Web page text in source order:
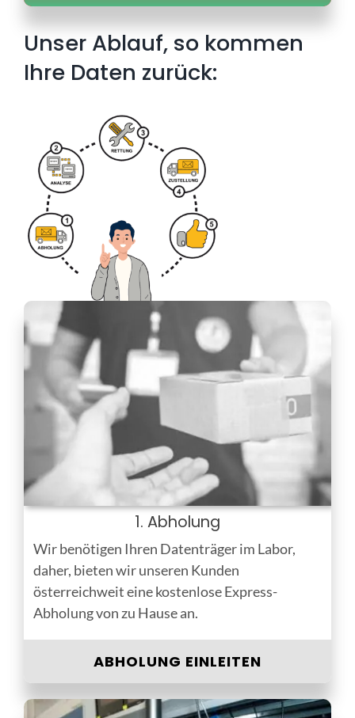
Unser Ablauf, so kommen
Ihre Daten zurück:
1. Abholung
Wir benötigen Ihren Datenträger im Labor,
daher, bieten wir unseren Kunden
österreichweit eine kostenlose Express-
Abholung von zu Hause an.
ABHOLUNG EINLEITEN